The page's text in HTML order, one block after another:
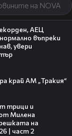
на NOVA
АЕЦ
въпреки
увери
край АМ „Тракия“
трици и
Милена
на
| част 2